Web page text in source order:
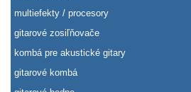
multiefekty / procesory
gitarové zosiľňovače
kombá pre akustické gitary
gitarové kombá